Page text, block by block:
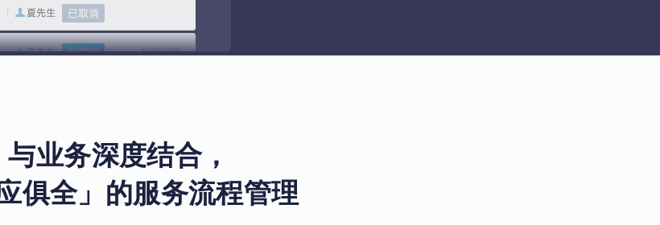
与业务深度结合，
应俱全」的服务流程管理